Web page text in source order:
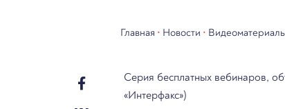
Главная • Новости •
Серия бесплатных вебинаров,
«Интерфакс»)